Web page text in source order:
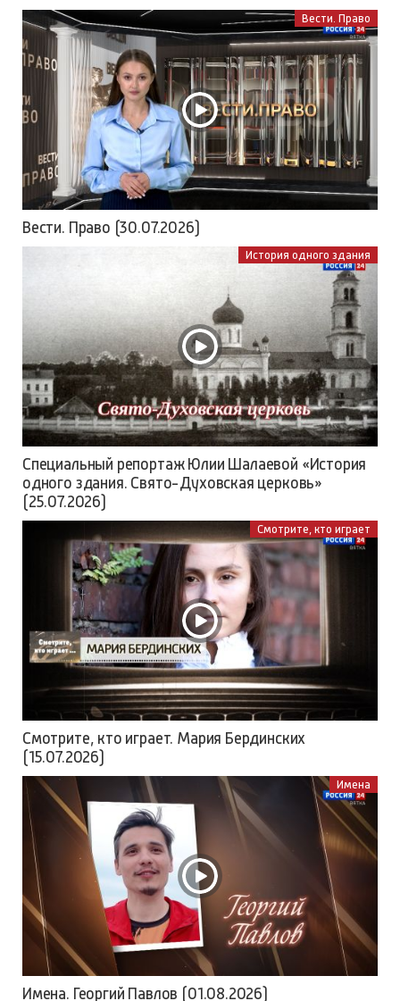
Вести. Право
Вести. Право (30.07.2026)
История одного здания
Специальный репортаж Юлии Шалаевой «История
одного здания. Свято-Духовская церковь»
(25.07.2026)
Смотрите, кто играет
Смотрите, кто играет. Мария Бердинских
(15.07.2026)
Имена
Имена. Георгий Павлов (01.08.2026)